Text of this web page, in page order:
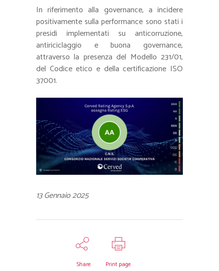
In riferimento alla governance, a incidere
positivamente sulla performance sono stati i
presidi implementati su anticorruzione,
antiriciclaggio e buona governance,
attraverso la presenza del Modello 231/01,
del Codice etico e della certificazione ISO
37001.
13 Gennaio 2025
Share Print page